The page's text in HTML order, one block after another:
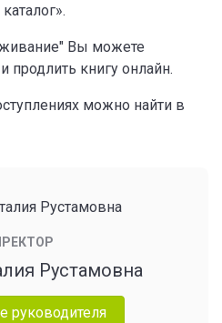
Вы можете
продлить книгу онлайн.
можно найти в
Рустамовна
руководителя